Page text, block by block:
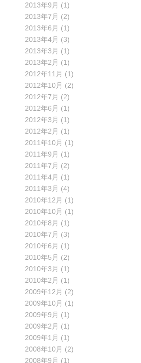
2013年9月 (1)
2013年7月 (2)
2013年6月 (1)
2013年4月 (3)
2013年3月 (1)
2013年2月 (1)
2012年11月 (1)
2012年10月 (2)
2012年7月 (2)
2012年6月 (1)
2012年3月 (1)
2012年2月 (1)
2011年10月 (1)
2011年9月 (1)
2011年7月 (2)
2011年4月 (1)
2011年3月 (4)
2010年12月 (1)
2010年10月 (1)
2010年8月 (1)
2010年7月 (3)
2010年6月 (1)
2010年5月 (2)
2010年3月 (1)
2010年2月 (1)
2009年12月 (2)
2009年10月 (1)
2009年9月 (1)
2009年2月 (1)
2009年1月 (1)
2008年10月 (2)
2008年9月 (1)